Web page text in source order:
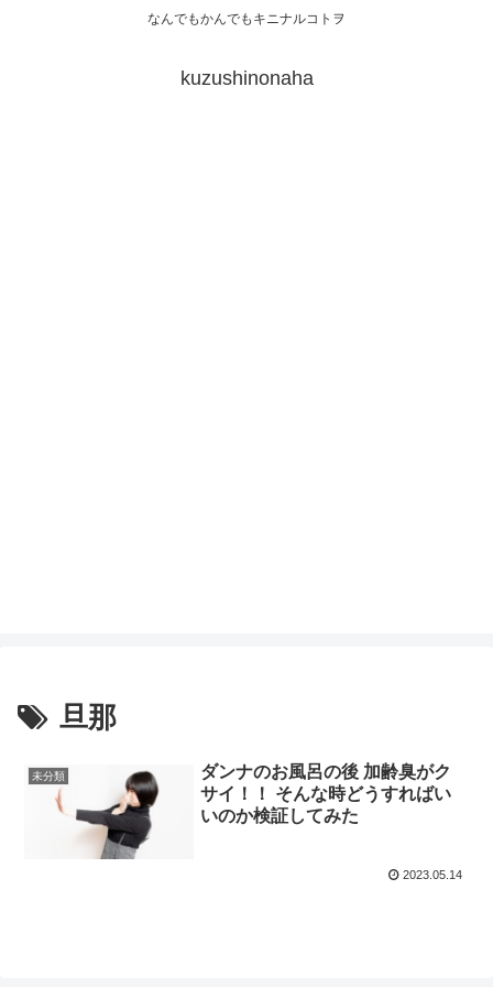
なんでもかんでもキニナルコトヲ
kuzushinonaha
旦那
未分類
ダンナのお風呂の後 加齢臭がク
サイ！！ そんな時どうすればい
いのか検証してみた
2023.05.14